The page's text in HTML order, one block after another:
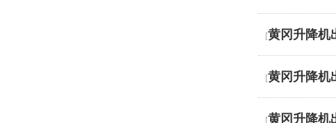
[黄冈升降机
[黄冈升降机
[黄冈升降机